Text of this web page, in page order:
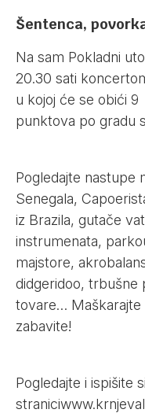
Šentenca,
Na sam Pokladni
20.30 sati
u kojoj će se obići 9
punktova po gradu
Pogledajte nastupe
Senegala,
iz Brazila, gutače
instrumenata,
majstore,
didgeridoo, trbušne
tovare… Maškarajte
zabavite!
Pogledajte i ispišite
stranici